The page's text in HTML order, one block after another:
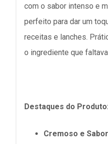
com o sabor intenso e
perfeito para dar um
receitas e lanches.
o ingrediente que
Destaques do Produto:
Cremoso e